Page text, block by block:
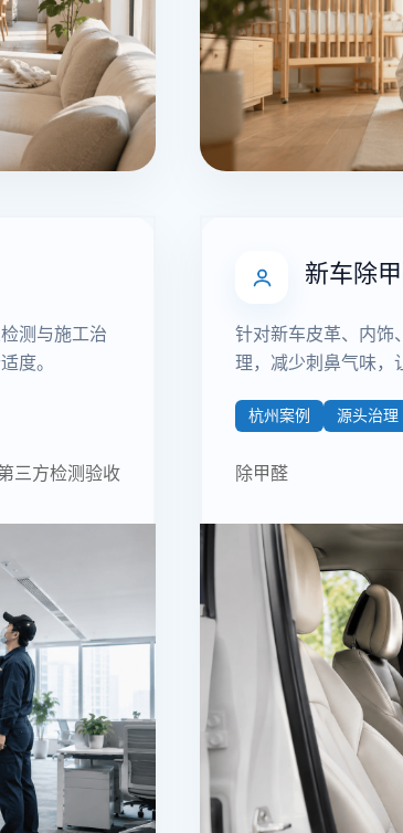
测与施工治
度。
三方检测验收
新车除
针对新车皮革、内饰
理，减少刺鼻气味，
杭州案例 源头治理
除甲醛